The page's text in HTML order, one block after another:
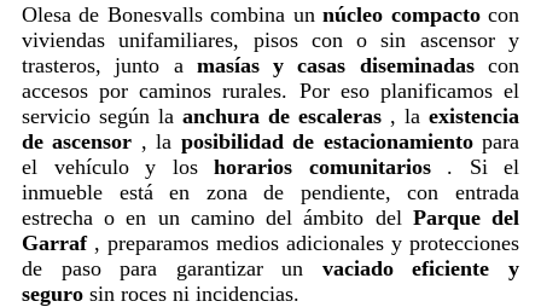
Olesa de Bonesvalls combina unnúcleo compactocon
viviendas unifamiliares, pisos con o sin ascensor y
trasteros, junto a masías y casas diseminadascon
accesos por caminos rurales. Por eso planificamos el
servicio según la anchura de escaleras , la existencia
de ascensor , la posibilidad de estacionamientopara
el vehículo y los horarios comunitarios. Si el
inmueble está en zona de pendiente, con entrada
estrecha o en un camino del ámbito del Parque del
Garraf, preparamos medios adicionales y protecciones
de paso para garantizar un vaciado eficiente y
seguro sin roces ni incidencias.